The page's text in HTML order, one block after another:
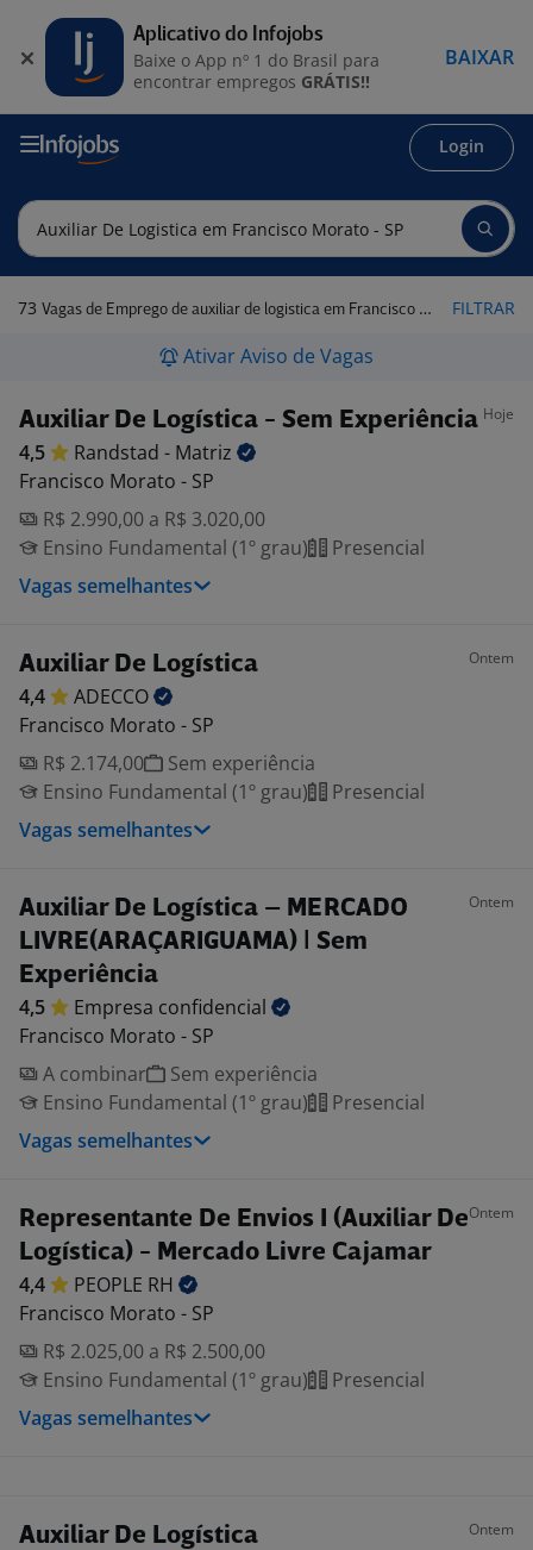
Login
73 Vagas de Emprego de auxiliar de logistica em Francisco Morato - SP FILTRAR
Ativar Aviso de Vagas
Auxiliar De Logística - Sem Experiência Hoje
4,5 Randstad - Matriz
Francisco Morato - SP
R$ 2.990,00 a R$ 3.020,00
Ensino Fundamental (1º grau)
Presencial
Vagas semelhantes
Auxiliar De Logística Ontem
4,4
ADECCO
Francisco Morato - SP
R$ 2.174,00
Sem experiência
Ensino Fundamental (1º grau)
Presencial
Vagas semelhantes
Auxiliar De Logística – MERCADO
LIVRE(ARAÇARIGUAMA) | Sem
Experiência
Ontem
4,5 Empresa confidencial
Francisco Morato - SP
A combinar
Sem experiência
Ensino Fundamental (1º grau)
Presencial
Vagas semelhantes
Representante De Envios I (Auxiliar De
Logística) - Mercado Livre Cajamar
Ontem
4,4 PEOPLE RH
Francisco Morato - SP
R$ 2.025,00 a R$ 2.500,00
Ensino Fundamental (1º grau)
Presencial
Vagas semelhantes
Auxiliar De Logística Ontem
Aplicativo do Infojobs
Baixe o App nº 1 do Brasil para
encontrar empregos GRÁTIS!!
BAIXAR